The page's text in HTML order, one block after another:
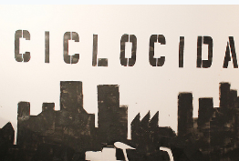
ELISEU
TEM
PRIMEIRO
TRECHO
CONCLUÍDO
EM